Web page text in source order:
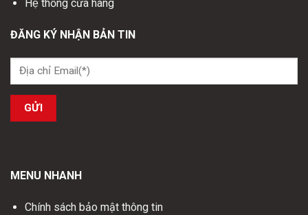
Hệ thống cửa hàng
ĐĂNG KÝ NHẬN BẢN TIN
MENU NHANH
Chính sách bảo mật thông tin